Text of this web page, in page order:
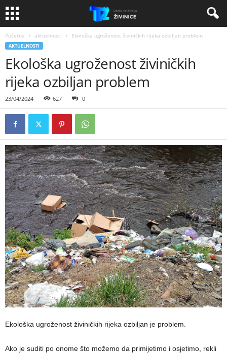
Početna aktuelnosti Ekološka ugroženost živiničkih rijeka ozbiljan problem
AKTUELNOSTI
Ekološka ugroženost živiničkih
rijeka ozbiljan problem
23/04/2024 627 0
Ekološka ugroženost živiničkih rijeka ozbiljan je problem.
Ako je suditi po onome što možemo da primijetimo i osjetimo, rekli